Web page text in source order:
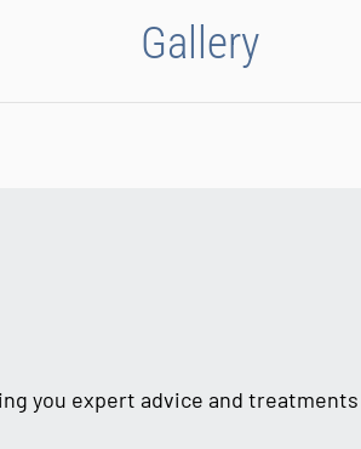
Gallery
you expert advice and treatments